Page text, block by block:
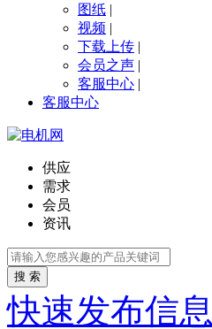
图纸 |
视频 |
下载上传 |
会员之声 |
客服中心 |
客服中心
供应
需求
会员
资讯
搜 索
快速发布信息